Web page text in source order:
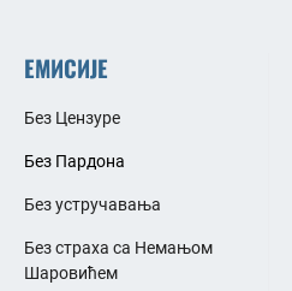
ЕМИСИЈЕ
Без Цензуре
Без Пардона
Без устручавања
Без страха са Немањом
Шаровићем